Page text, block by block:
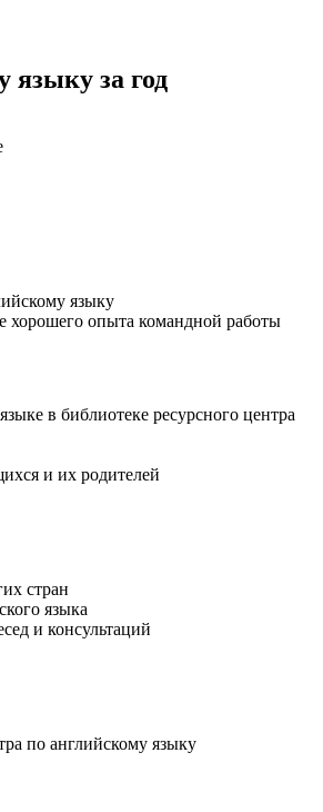
языку за год
языку
хорошего опыта командной работы
в библиотеке ресурсного центра
и их родителей
стран
языка
и консультаций
по английскому языку